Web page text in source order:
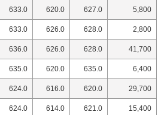
633.0 620.0 627.0 5,800
633.0 626.0 628.0 2,800
636.0 626.0 628.0 41,700
635.0 620.0 635.0 6,400
624.0 616.0 620.0 29,700
624.0 614.0 621.0 15,400